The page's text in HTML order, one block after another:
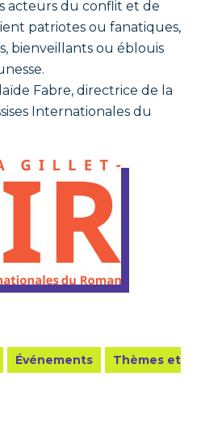
acteurs du conflit et de
patriotes ou fanatiques,
bienveillants ou éblouis
Fabre, directrice de la
Internationales du
Événements
Thèmes et